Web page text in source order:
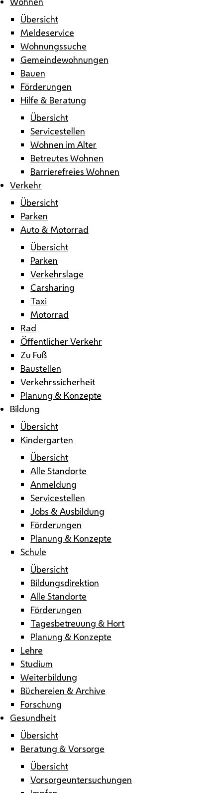
Übersicht
Meldeservice
Wohnungssuche
Gemeindewohnungen
Bauen
Förderungen
Hilfe & Beratung
Übersicht
Servicestellen
Wohnen im Alter
Betreutes Wohnen
Barrierefreies Wohnen
Verkehr
Übersicht
Parken
Auto & Motorrad
Übersicht
Parken
Verkehrslage
Carsharing
Taxi
Motorrad
Rad
Öffentlicher Verkehr
Zu Fuß
Baustellen
Verkehrssicherheit
Planung & Konzepte
Bildung
Übersicht
Kindergarten
Übersicht
Alle Standorte
Anmeldung
Servicestellen
Jobs & Ausbildung
Förderungen
Planung & Konzepte
Schule
Übersicht
Bildungsdirektion
Alle Standorte
Förderungen
Tagesbetreuung & Hort
Planung & Konzepte
Lehre
Studium
Weiterbildung
Büchereien & Archive
Forschung
Gesundheit
Übersicht
Beratung & Vorsorge
Übersicht
Vorsorgeuntersuchungen